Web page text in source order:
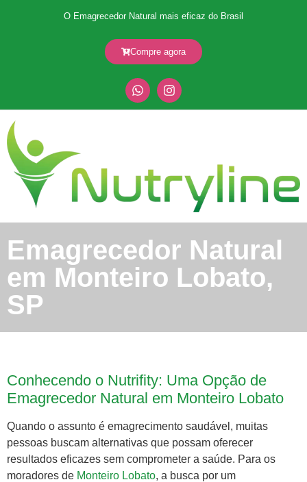
O Emagrecedor Natural mais eficaz do Brasil
Compre agora
Emagrecedor Natural
em Monteiro Lobato,
SP
Conhecendo o Nutrifity: Uma Opção de
Emagrecedor Natural em Monteiro Lobato
Quando o assunto é emagrecimento saudável, muitas
pessoas buscam alternativas que possam oferecer
resultados eficazes sem comprometer a saúde. Para os
moradores de Monteiro Lobato, a busca por um